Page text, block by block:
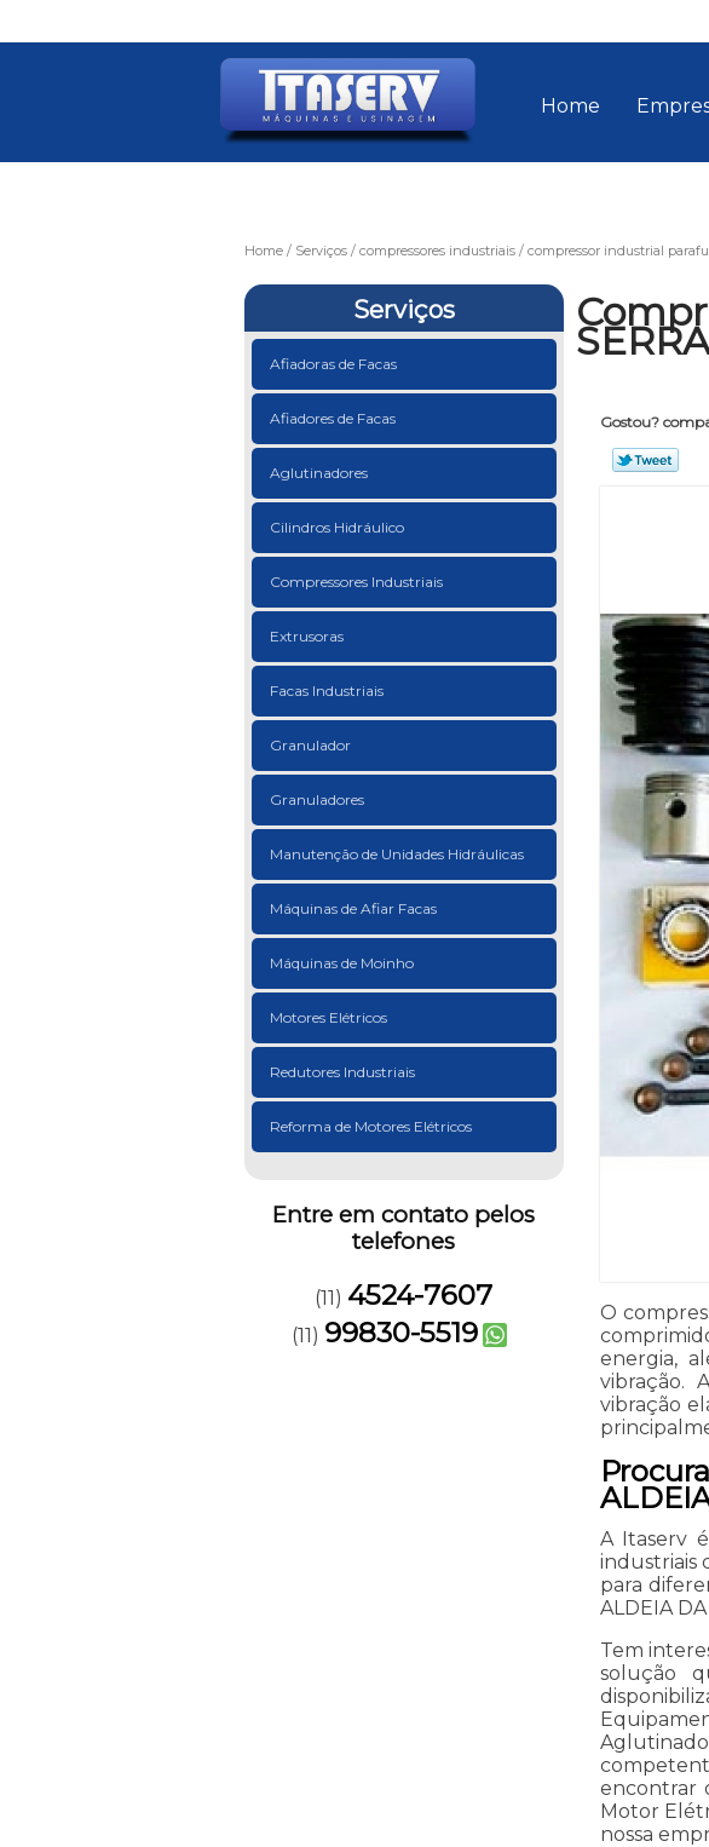
Home
Home Serviços compressores industriais compressor industrial
Serviços
Afiadoras de Facas
Afiadores de Facas
Aglutinadores
Cilindros Hidráulico
Compressores Industriais
Extrusoras
Facas Industriais
Granulador
Granuladores
Manutenção de Unidades Hidráulicas
Máquinas de Afiar Facas
Máquinas de Moinho
Motores Elétricos
Redutores Industriais
Reforma de Motores Elétricos
Entre em contato pelos
telefones
(11) 4524-7607
(11) 99830-5519
Gostou?
O
energia,
vibração.
vibração
A Itaserv
industriais
para
ALDEIA
Tem
solução
encontrar
Motor
nossa